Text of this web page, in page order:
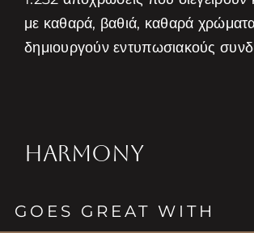
με καθαρά, βαθιά, καθαρά
δημιουργούν εντυπωσιακούς
HARMONY
GOES GREAT WITH